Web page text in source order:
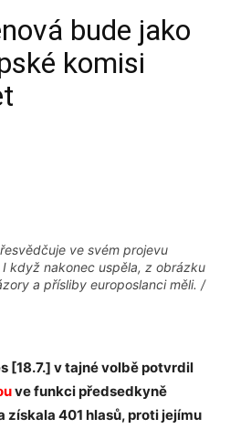
bude jako
komisi
ve svém projevu
když nakonec uspěla, z obrázku
a přísliby europoslanci měli. /
[18.7.] v tajné volbě potvrdil
ve funkci předsedkyně
získala 401 hlasů, proti jejímu